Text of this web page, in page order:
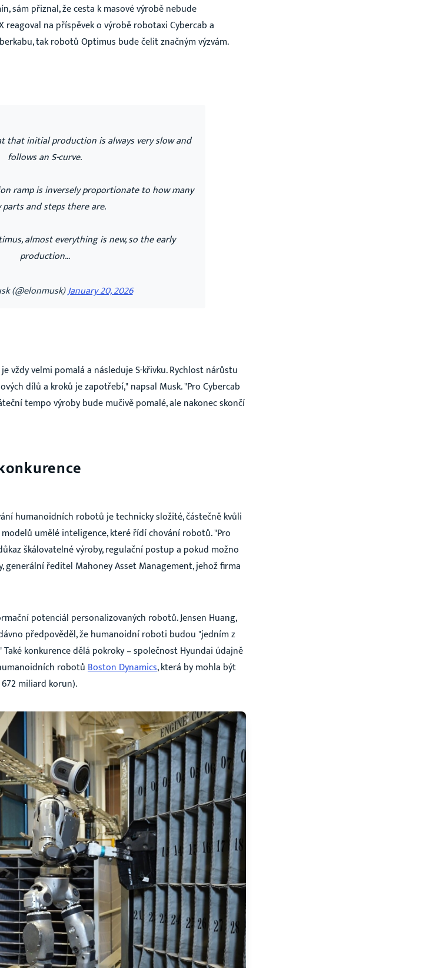
sám přiznal, že cesta k masové výrobě nebude
na příspěvek o výrobě robotaxi Cybercab a
tak robotů Optimus bude čelit značným výzvám.
that initial production is always very slow and
follows an S-curve.
ramp is inversely proportionate to how many
parts and steps there are.
almost everything is new, so the early
production…
(@elonmusk)January 20, 2026
vždy velmi pomalá a následuje S-křivku. Rychlost nárůstu
dílů a kroků je zapotřebí," napsal Musk. "Pro Cybercab
tempo výroby bude mučivě pomalé, ale nakonec skončí
humanoidních robotů je technicky složité, částečně kvůli
umělé inteligence, které řídí chování robotů. "Pro
škálovatelné výroby, regulační postup a pokud možno
generální ředitel Mahoney Asset Management, jehož firma
potenciál personalizovaných robotů. Jensen Huang,
předpověděl, že humanoidní roboti budou "jedním z
konkurence dělá pokroky – společnost Hyundai údajně
robotůBoston Dynamics, která by mohla být
miliard korun).
a zkušenosti z
podnikání a světa
mnohamilionového impéria
tipy, triky a věci, které jste o Americe
AI
Sleduj mě na Instagramu
Teď ne